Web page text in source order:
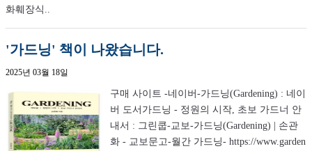
화훼장식..
'가드닝' 책이 나왔습니다.
2025년 03월 18일
구매 사이트 -네이버-가드닝(Gardening) : 네이
버 도서가드닝 - 정원의 시작, 초보 가드너 안
내서 : 그린쿱-교보-가드닝(Gardening) | 손관
화 - 교보문고-월간 가드닝- https://www.garden